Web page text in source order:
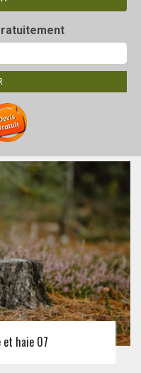
et haie 07